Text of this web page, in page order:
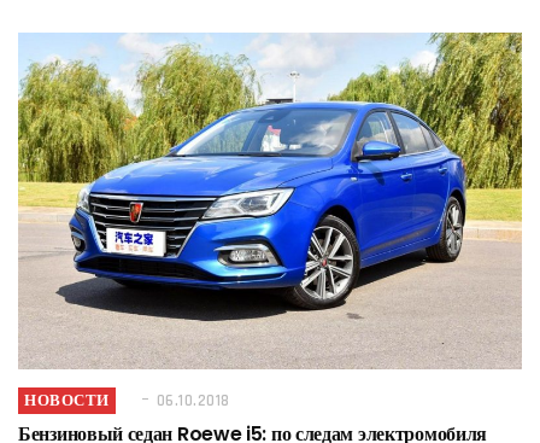
НОВОСТИ 06.10.2018
Бензиновый седан Roewe i5: по следам электромобиля